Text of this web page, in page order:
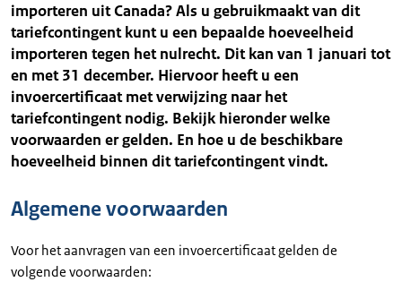
importeren uit Canada? Als u gebruikmaakt van dit
tariefcontingent kunt u een bepaalde hoeveelheid
importeren tegen het nulrecht. Dit kan van 1 januari tot
en met 31 december. Hiervoor heeft u een
invoercertificaat met verwijzing naar het
tariefcontingent nodig. Bekijk hieronder welke
voorwaarden er gelden. En hoe u de beschikbare
hoeveelheid binnen dit tariefcontingent vindt.
Algemene voorwaarden
Voor het aanvragen van een invoercertificaat gelden de
volgende voorwaarden: